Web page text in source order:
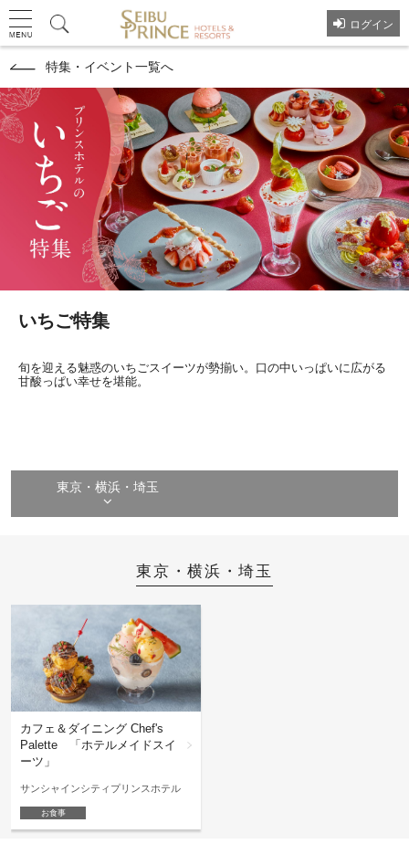
ログイン
特集・イベント一覧へ
いちご特集
旬を迎える魅惑のいちごスイーツが勢揃い。口の中いっぱいに広がる
甘酸っぱい幸せを堪能。
東京・横浜・埼玉
東京・横浜・埼玉
カフェ＆ダイニング Chef's
Palette 「ホテルメイドスイ
ーツ」
サンシャインシティプリンスホテル
お食事